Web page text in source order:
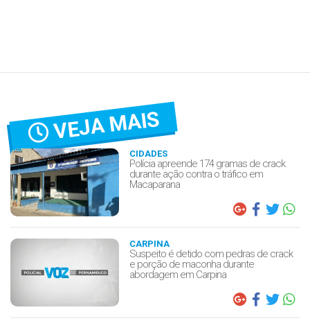
VEJA MAIS
CIDADES
Polícia apreende 174 gramas de crack
durante ação contra o tráfico em
Macaparana
CARPINA
Suspeito é detido com pedras de crack
e porção de maconha durante
abordagem em Carpina